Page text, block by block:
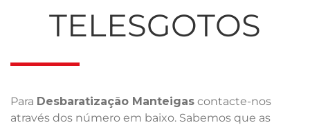
TELESGOTOS
Para Desbaratização Manteigas contacte-nos
através dos número em baixo. Sabemos que as